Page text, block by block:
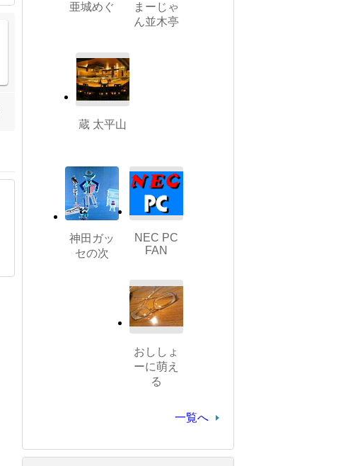
亜城めぐ
まーじゃ
ん並木亭
蔵 太平山
神田ガッ
セの次
NEC PC
FAN
おししょ
ーに萌え
る
一覧へ